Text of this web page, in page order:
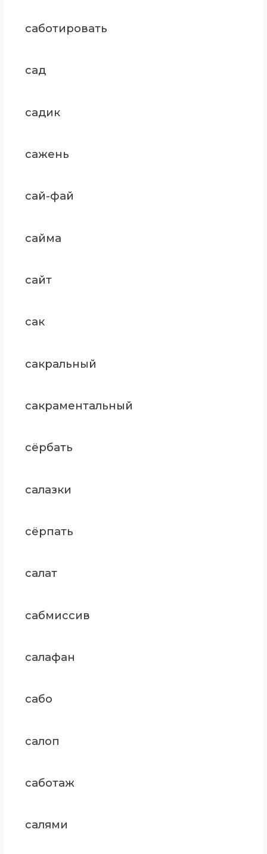
саботировать
сад
садик
сажень
сай-фай
сайма
сайт
сак
сакральный
сакраментальный
сёрбать
салазки
сёрпать
салат
сабмиссив
салафан
сабо
салоп
саботаж
салями